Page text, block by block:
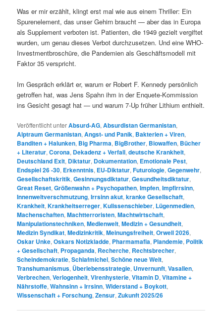
Was er mir erzählt, klingt erst mal wie aus einem Thriller: Ein
Spurenelement, das unser Gehirn braucht — aber das in Europa
als Supplement verboten ist. Patienten, die 1949 gezielt vergiftet
wurden, um genau dieses Verbot durchzusetzen. Und eine WHO-
Investmentbroschüre, die Pandemien als Geschäftsmodell mit
Faktor 35 verspricht.
Im Gespräch erklärt er, warum er Robert F. Kennedy persönlich
getroffen hat, was Jens Spahn ihm in der Enquete-Kommission
ins Gesicht gesagt hat — und warum 7-Up früher Lithium enthielt.
Veröffentlicht unterAbsurd-AG,Absurdistan Germanistan,
Alptraum Germanistan,Angst- und Panik, Bakterien + Viren,
Banditen + Halunken, Big Pharma, BigBrother, Biowaffen, Bücher
+ Literatur,Corona, Dekadenz + Verfall,deutsche Krankheit,
Deutschland Exit, Diktatur, Dokumentation, Emotionale Pest,
Endspiel 26 -30, Erkenntnis, EU-Diktatur,Futurologie,Gegenwehr,
Gesellschaftskritik,Gesinnungsdiktatur,Gesundheitsdiktatur,
Great Reset,Größenwahn + Psychopathen,Impfen,Impfirrsinn,
Innenweltverschmutzung,Irrsinn akut,kranke Gesellschaft,
Krankheit,Krankheitserreger,Kulissenschieber, Lügenmedien,
Machenschaften,Machtterroristen,Machtwirtschaft,
Manipulationstechniken,Medienwelt,Medizin + Gesundheit,
Medizin Syndikat,Medizinkritik,Meinungsfreiheit,Orwell 2026,
Oskar Unke,Oskars Notizkladde, Pharmamafia, Plandemie, Politik
+ Gesellschaft, Propaganda, Recherche, Rechtsbrecher,
Scheindemokratie,Schlafmichel,Schöne neue Welt,
Transhumanismus, Überlebensstrategie, Unvernunft,Vasallen,
Verbrechen,Verlogenheit,Virenhysterie,Vitamin D,Vitamine +
Nährstoffe,Wahnsinn + Irrsinn,Widerstand + Boykott,
Wissenschaft + Forschung,Zensur,Zukunft 2025/26